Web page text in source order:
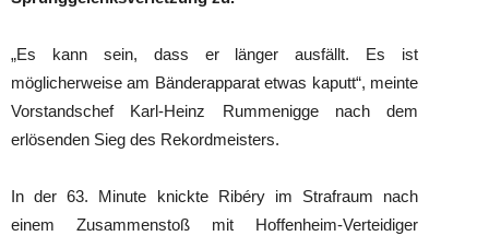
„Es kann sein, dass er länger ausfällt. Es ist
möglicherweise am Bänderapparat etwas kaputt“, meinte
Vorstandschef Karl-Heinz Rummenigge nach dem
erlösenden Sieg des Rekordmeisters.
In der 63. Minute knickte Ribéry im Strafraum nach
einem Zusammenstoß mit Hoffenheim-Verteidiger